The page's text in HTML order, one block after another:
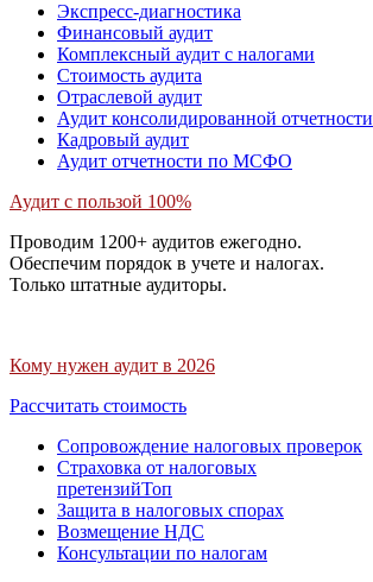
Экспресс-диагностика
Финансовый аудит
Комплексный аудит с налогами
Стоимость аудита
Отраслевой аудит
Аудит консолидированной отчетности
Кадровый аудит
Аудит отчетности по МСФО
Аудит с пользой 100%
Проводим 1200+ аудитов ежегодно.
Обеспечим порядок в учете и налогах.
Только штатные аудиторы.
Кому нужен аудит в 2026
Рассчитать стоимость
Сопровождение налоговых проверок
Страховка от налоговых
претензийТоп
Защита в налоговых спорах
Возмещение НДС
Консультации по налогам